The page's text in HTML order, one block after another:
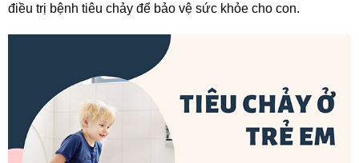
điều trị bệnh tiêu chảy để bảo vệ sức khỏe cho con.